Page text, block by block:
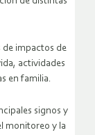
de impactos de
actividades
en familia.
signos y
monitoreo y la